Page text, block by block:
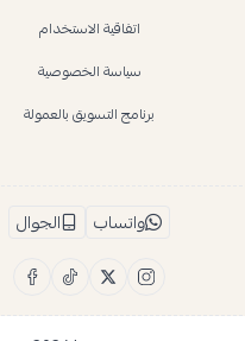
اتفاقية الاستخدام
سياسة الخصوصية
برنامج التسويق بالعمولة
واتساب الجوال